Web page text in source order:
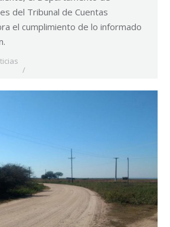
del Tribunal de Cuentas
el cumplimiento de lo informado